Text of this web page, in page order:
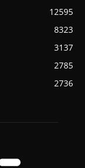
12595
8323
3137
2785
2736